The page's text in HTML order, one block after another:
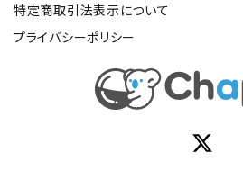
特定商取引法表示について
プライバシーポリシー